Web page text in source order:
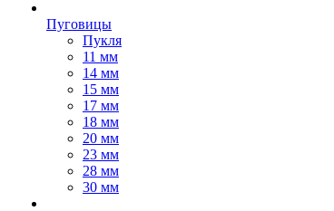
Пуговицы
Пукля
11 мм
14 мм
15 мм
17 мм
18 мм
20 мм
23 мм
28 мм
30 мм